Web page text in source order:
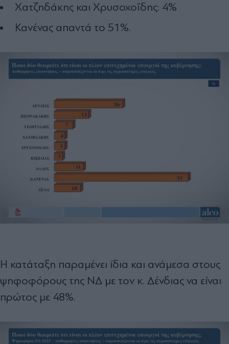
Χατζηδάκης και Χρυσοχοΐδης: 4%
Κανένας απαντά το 51%.
Η κατάταξη παραμένει ίδια και ανάμεσα στους
ψηφοφόρους της ΝΔ με τον κ. Δένδιας να είναι
πρώτος με 48%.